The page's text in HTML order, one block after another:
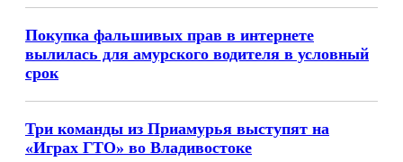
Покупка фальшивых прав в интернете
вылилась для амурского водителя в условный
срок
Три команды из Приамурья выступят на
«Играх ГТО» во Владивостоке